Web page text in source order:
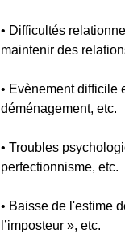
• Difficultés
maintenir des
• Evènement difficile
déménagement, etc.
• Troubles
perfectionnisme, etc.
• Baisse de l'estime
l’imposteur », etc.